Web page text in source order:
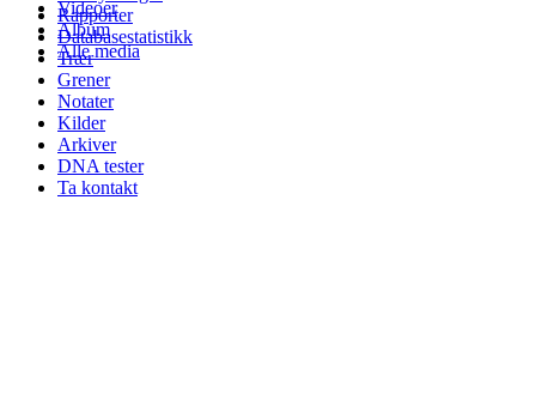
Videoer
Album
Alle media
Rapporter
Databasestatistikk
Trær
Grener
Notater
Kilder
Arkiver
DNA tester
Ta kontakt